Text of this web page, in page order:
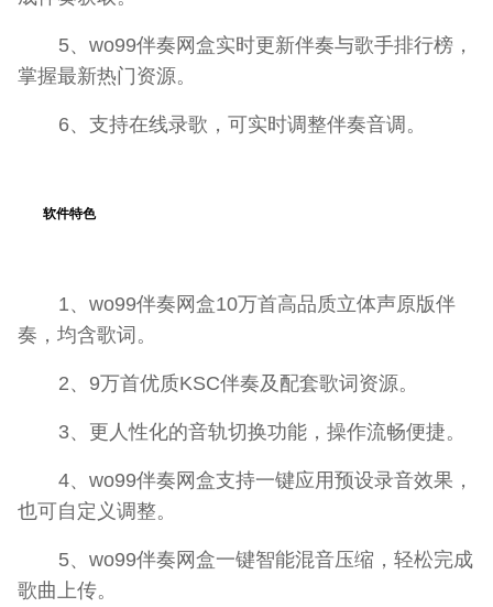
5、wo99伴奏网盒实时更新伴奏与歌手排行榜，
掌握最新热门资源。
6、支持在线录歌，可实时调整伴奏音调。
软件特色
1、wo99伴奏网盒10万首高品质立体声原版伴
奏，均含歌词。
2、9万首优质KSC伴奏及配套歌词资源。
3、更人性化的音轨切换功能，操作流畅便捷。
4、wo99伴奏网盒支持一键应用预设录音效果，
也可自定义调整。
5、wo99伴奏网盒一键智能混音压缩，轻松完成
歌曲上传。